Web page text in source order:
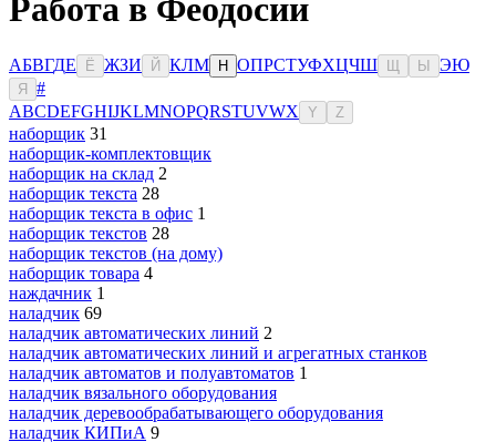
Работа в Феодосии
АБВГДЕ Ё ЖЗИ Й КЛМ Н ОПРСТУФХЦЧШ Ы ЭЮ
Я
#
ABCDEFGHIJKLMNOPQRSTUVWX Y Z
наборщик 31
наборщик-комплектовщик
наборщик на склад 2
наборщик текста 28
наборщик текста в офис 1
наборщик текстов 28
наборщик текстов (на дому)
наборщик товара 4
наждачник 1
наладчик 69
наладчик автоматических линий 2
наладчик автоматических линий и агрегатных станков
наладчик автоматов и полуавтоматов 1
наладчик вязального оборудования
наладчик деревообрабатывающего оборудования
наладчик КИПиА 9